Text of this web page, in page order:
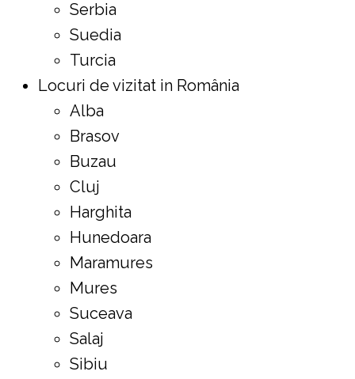
Serbia
Suedia
Turcia
Locuri de vizitat in România
Alba
Brasov
Buzau
Cluj
Harghita
Hunedoara
Maramures
Mures
Suceava
Salaj
Sibiu